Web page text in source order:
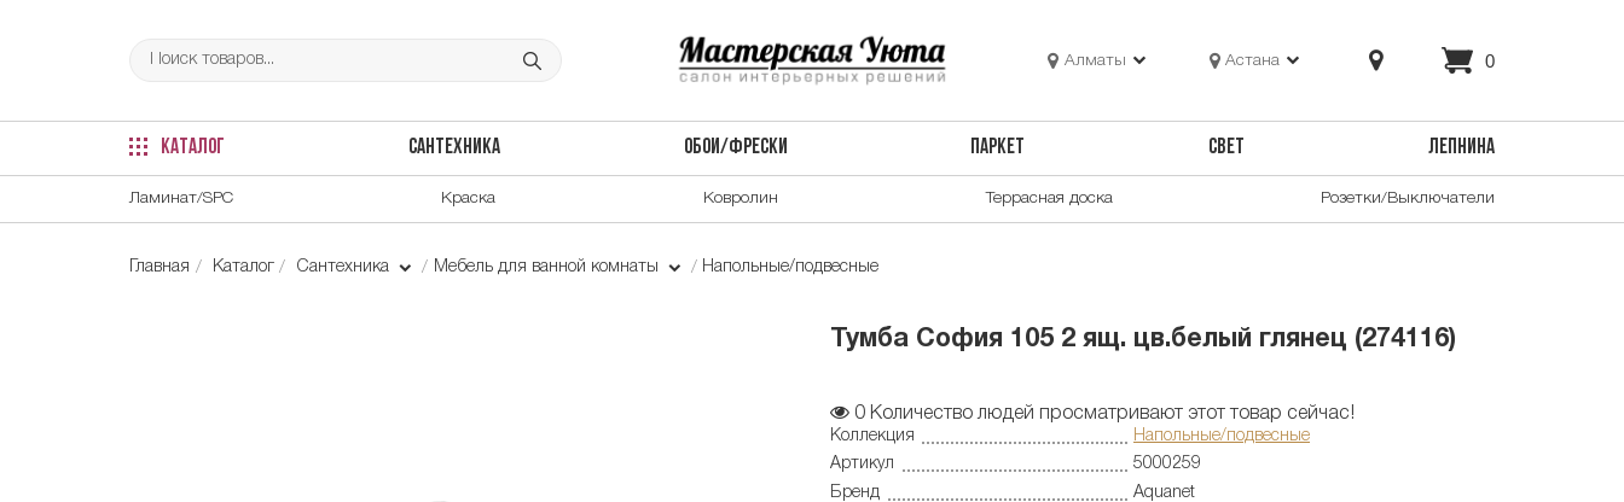
Алматы Астана 0
КАТАЛОГ САНТЕХНИКА ОБОИ/ФРЕСКИ ПАРКЕТ СВЕТ ЛЕПНИНА
Ламинат/SPC Краска Ковролин Террасная доска Розетки/Выключатели
Главная Каталог Сантехника Мебель для ванной комнаты Напольные/подвесные
Тумба София 105 2 ящ. цв.белый глянец (274116)
0 Количество людей просматривают этот товар сейчас!
Коллекция
Напольные/подвесные
Артикул
5000259
Бренд
Aquanet